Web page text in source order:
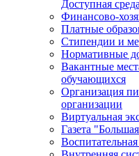
Доступная среда
Финансово-
Платные
Стипендии и
Нормативные
Вакантные
обучающихся
Организация
организации
Виртуальная
Газета
Воспитательная